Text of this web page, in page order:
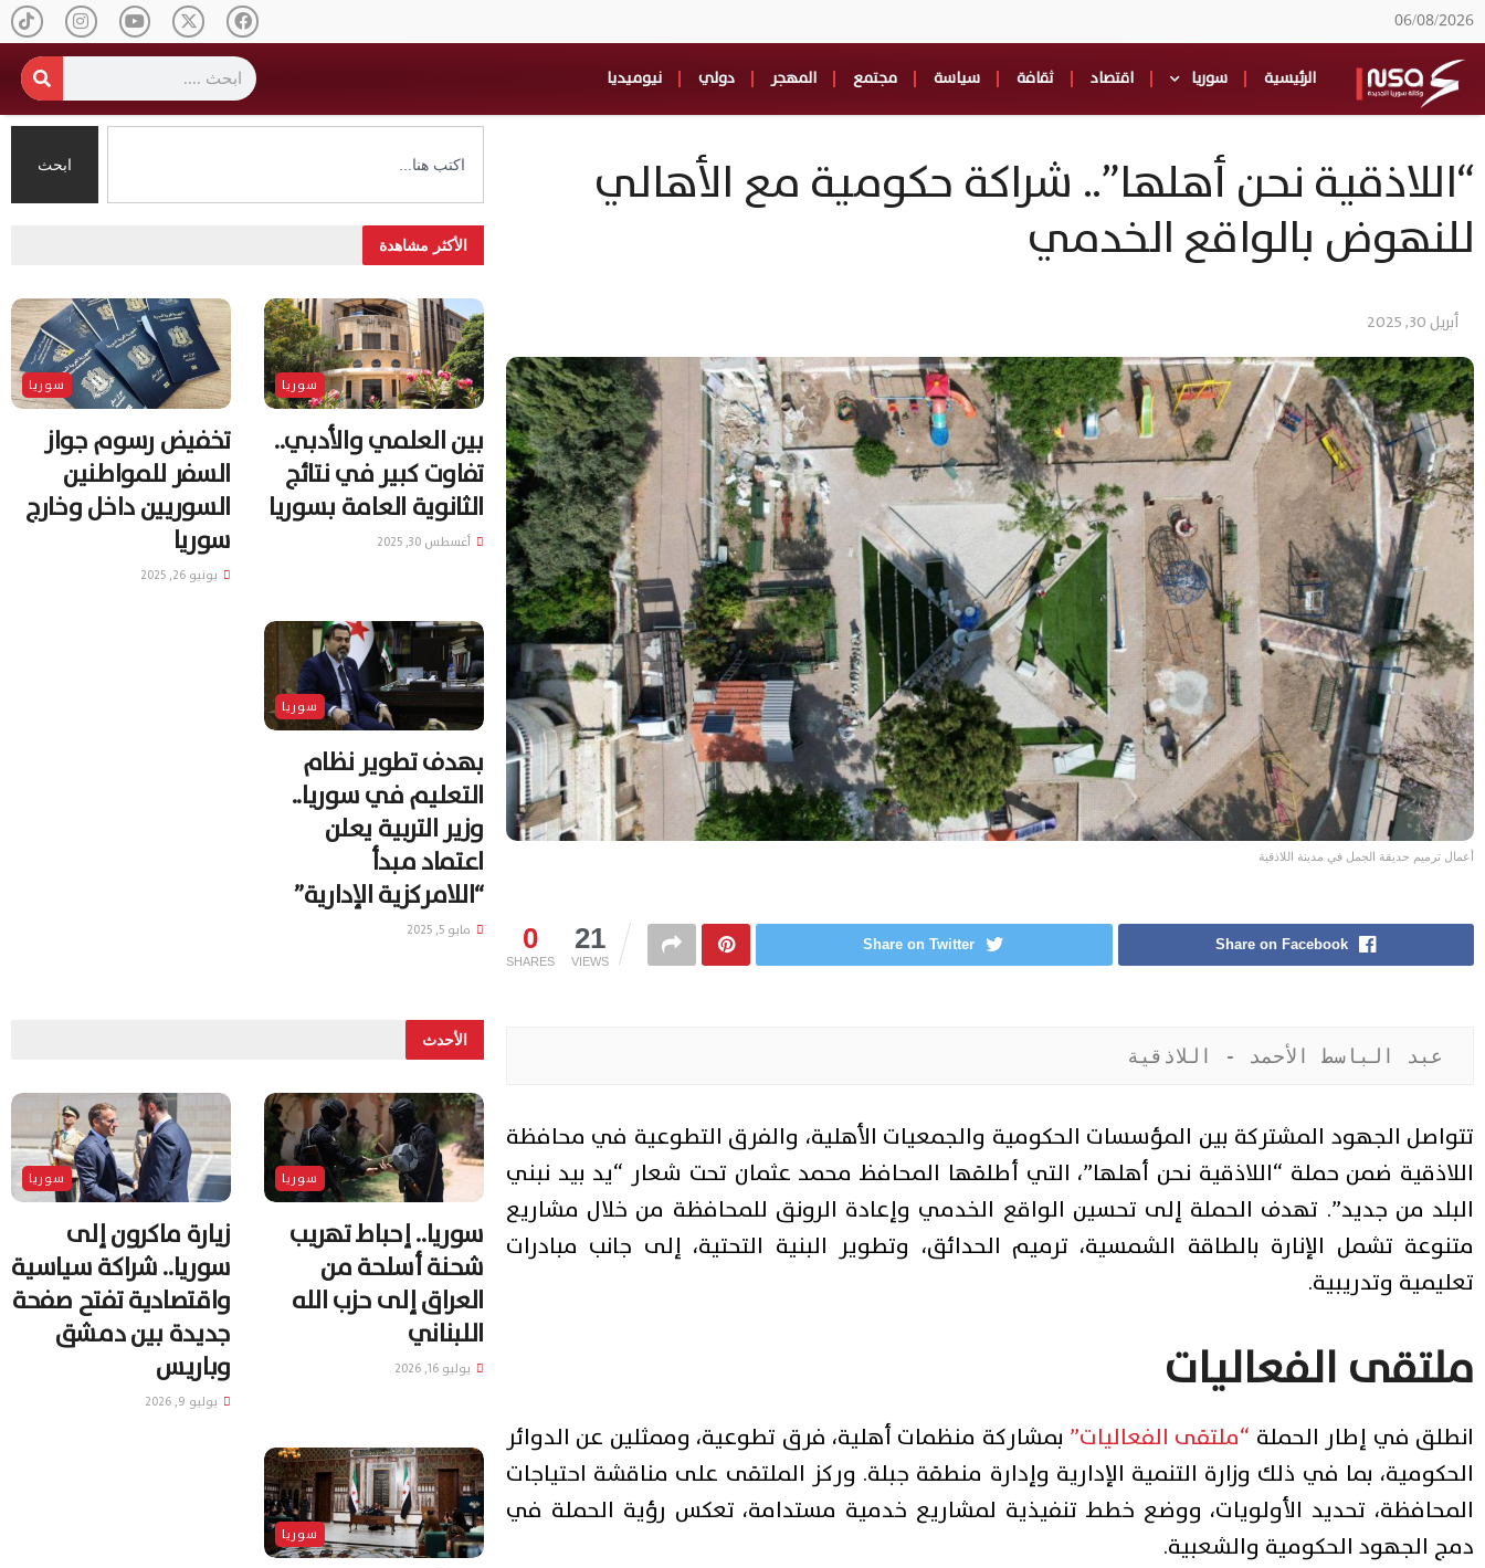
06/08/2026
الرئيسية سوريا اقتصاد ثقافة سياسة مجتمع المهجر دولي نيوميديا
“اللاذقية نحن أهلها”.. شراكة حكومية مع الأهالي
للنهوض بالواقع الخدمي
أبريل 30, 2025
أعمال ترميم حديقة الجمل في مدينة اللاذقية
0
SHARES
21
VIEWS
Share on Facebook
Share on Twitter
عبد الباسط الأحمد - اللاذقية
تتواصل الجهود المشتركة بين المؤسسات الحكومية والجمعيات الأهلية، والفرق التطوعية في محافظة
اللاذقية ضمن حملة “اللاذقية نحن أهلها”، التي أطلقها المحافظ محمد عثمان تحت شعار “يد بيد نبني
البلد من جديد”. تهدف الحملة إلى تحسين الواقع الخدمي وإعادة الرونق للمحافظة من خلال مشاريع
متنوعة تشمل الإنارة بالطاقة الشمسية، ترميم الحدائق، وتطوير البنية التحتية، إلى جانب مبادرات
تعليمية وتدريبية.
ملتقى الفعاليات
انطلق في إطار الحملة “ملتقى الفعاليات” بمشاركة منظمات أهلية، فرق تطوعية، وممثلين عن الدوائر
الحكومية، بما في ذلك وزارة التنمية الإدارية وإدارة منطقة جبلة. وركز الملتقى على مناقشة احتياجات
المحافظة، تحديد الأولويات، ووضع خطط تنفيذية لمشاريع خدمية مستدامة، تعكس رؤية الحملة في
دمج الجهود الحكومية والشعبية.
ابحث
الأكثر مشاهدة
سوريا
بين العلمي والأدبي..
تفاوت كبير في نتائج
الثانوية العامة بسوريا
أغسطس 30, 2025
سوريا
تخفيض رسوم جواز
السفر للمواطنين
السوريين داخل وخارج
سوريا
يونيو 26, 2025
سوريا
بهدف تطوير نظام
التعليم في سوريا..
وزير التربية يعلن
اعتماد مبدأ
“اللامركزية الإدارية”
مايو 5, 2025
الأحدث
سوريا
سوريا.. إحباط تهريب
شحنة أسلحة من
العراق إلى حزب الله
اللبناني
يوليو 16, 2026
سوريا
زيارة ماكرون إلى
سوريا.. شراكة سياسية
واقتصادية تفتح صفحة
جديدة بين دمشق
وباريس
يوليو 9, 2026
سوريا